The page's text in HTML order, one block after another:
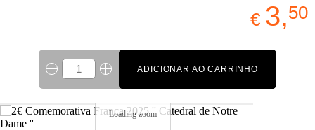
€ 3,50
ADICIONAR AO CARRINHO
Loading zoom